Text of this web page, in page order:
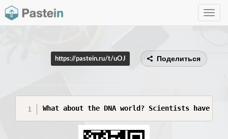
Toggle
https://pastein.ru/t/uOJ Поделиться
What about the DNA world? Scientists have